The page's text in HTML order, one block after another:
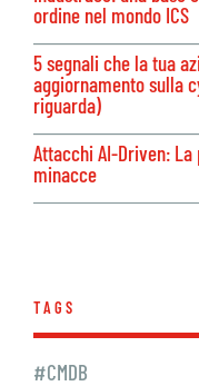
ordine nel mondo ICS
5 segnali che la tua
aggiornamento sulla
riguarda)
Attacchi AI-Driven:
minacce
TAGS
#CMDB